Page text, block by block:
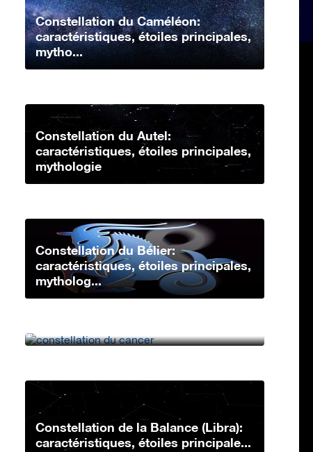
Constellation du Caméléon:
caractéristiques, étoiles principales,
mytho...
Constellation du Autel:
caractéristiques, étoiles principales,
mythologie
Constellation du Bélier:
caractéristiques, étoiles principales,
mytholog...
Constellation du Cancer:
Constellation de la Balance (Libra):
caractéristiques, étoiles principale...